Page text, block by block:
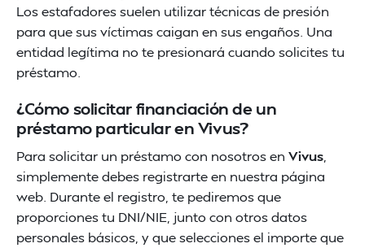
Los estafadores suelen utilizar técnicas de presión
para que sus víctimas caigan en sus engaños. Una
entidad legítima no te presionará cuando solicites tu
préstamo.
¿Cómo solicitar financiación de un
préstamo particular en Vivus?
Para solicitar un préstamo con nosotros en Vivus
simplemente debes registrarte en nuestra página
web. Durante el registro, te pediremos que
proporciones tu DNI/NIE, junto con otros datos
personales básicos, y que selecciones el importe que